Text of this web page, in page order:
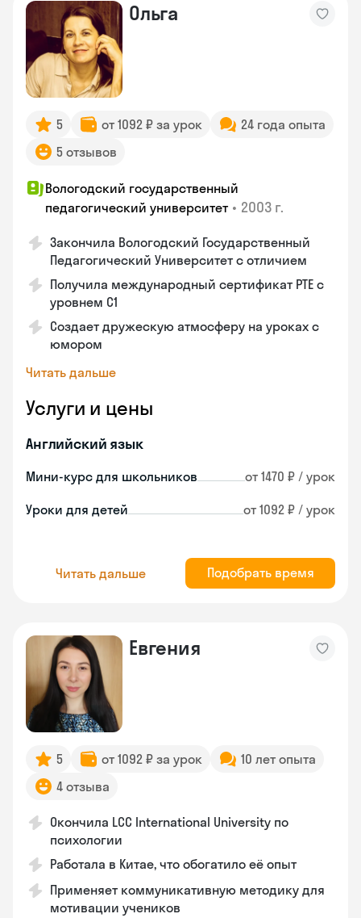
Ольга
5 от 1092 ₽ за урок
24 года опыта
5 отзывов
Вологодский государственный
педагогический университет • 2003 г.
Закончила Вологодский Государственный
Педагогический Университет с отличием
Получила международный сертификат PTE с
уровнем C1
Создает дружескую атмосферу на уроках с
юмором
Читать дальше
Услуги и цены
Английский язык
Мини-курс для школьников от 1470 ₽ / урок
Уроки для детей от 1092 ₽ / урок
Читать дальше Подобрать время
Евгения
5 от 1092 ₽ за урок
10 лет опыта
4 отзыва
Окончила LCC International University по
психологии
Работала в Китае, что обогатило её опыт
Применяет коммуникативную методику для
мотивации учеников